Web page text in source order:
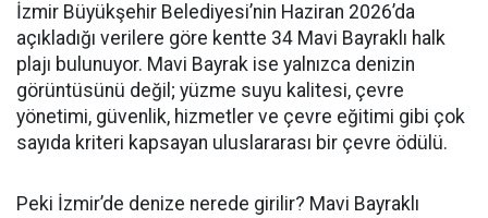
İzmir Büyükşehir Belediyesi’nin Haziran 2026’da
açıkladığı verilere göre kentte 34 Mavi Bayraklı halk
plajı bulunuyor. Mavi Bayrak ise yalnızca denizin
görüntüsünü değil; yüzme suyu kalitesi, çevre
yönetimi, güvenlik, hizmetler ve çevre eğitimi gibi çok
sayıda kriteri kapsayan uluslararası bir çevre ödülü.
Peki İzmir’de denize nerede girilir? Mavi Bayraklı